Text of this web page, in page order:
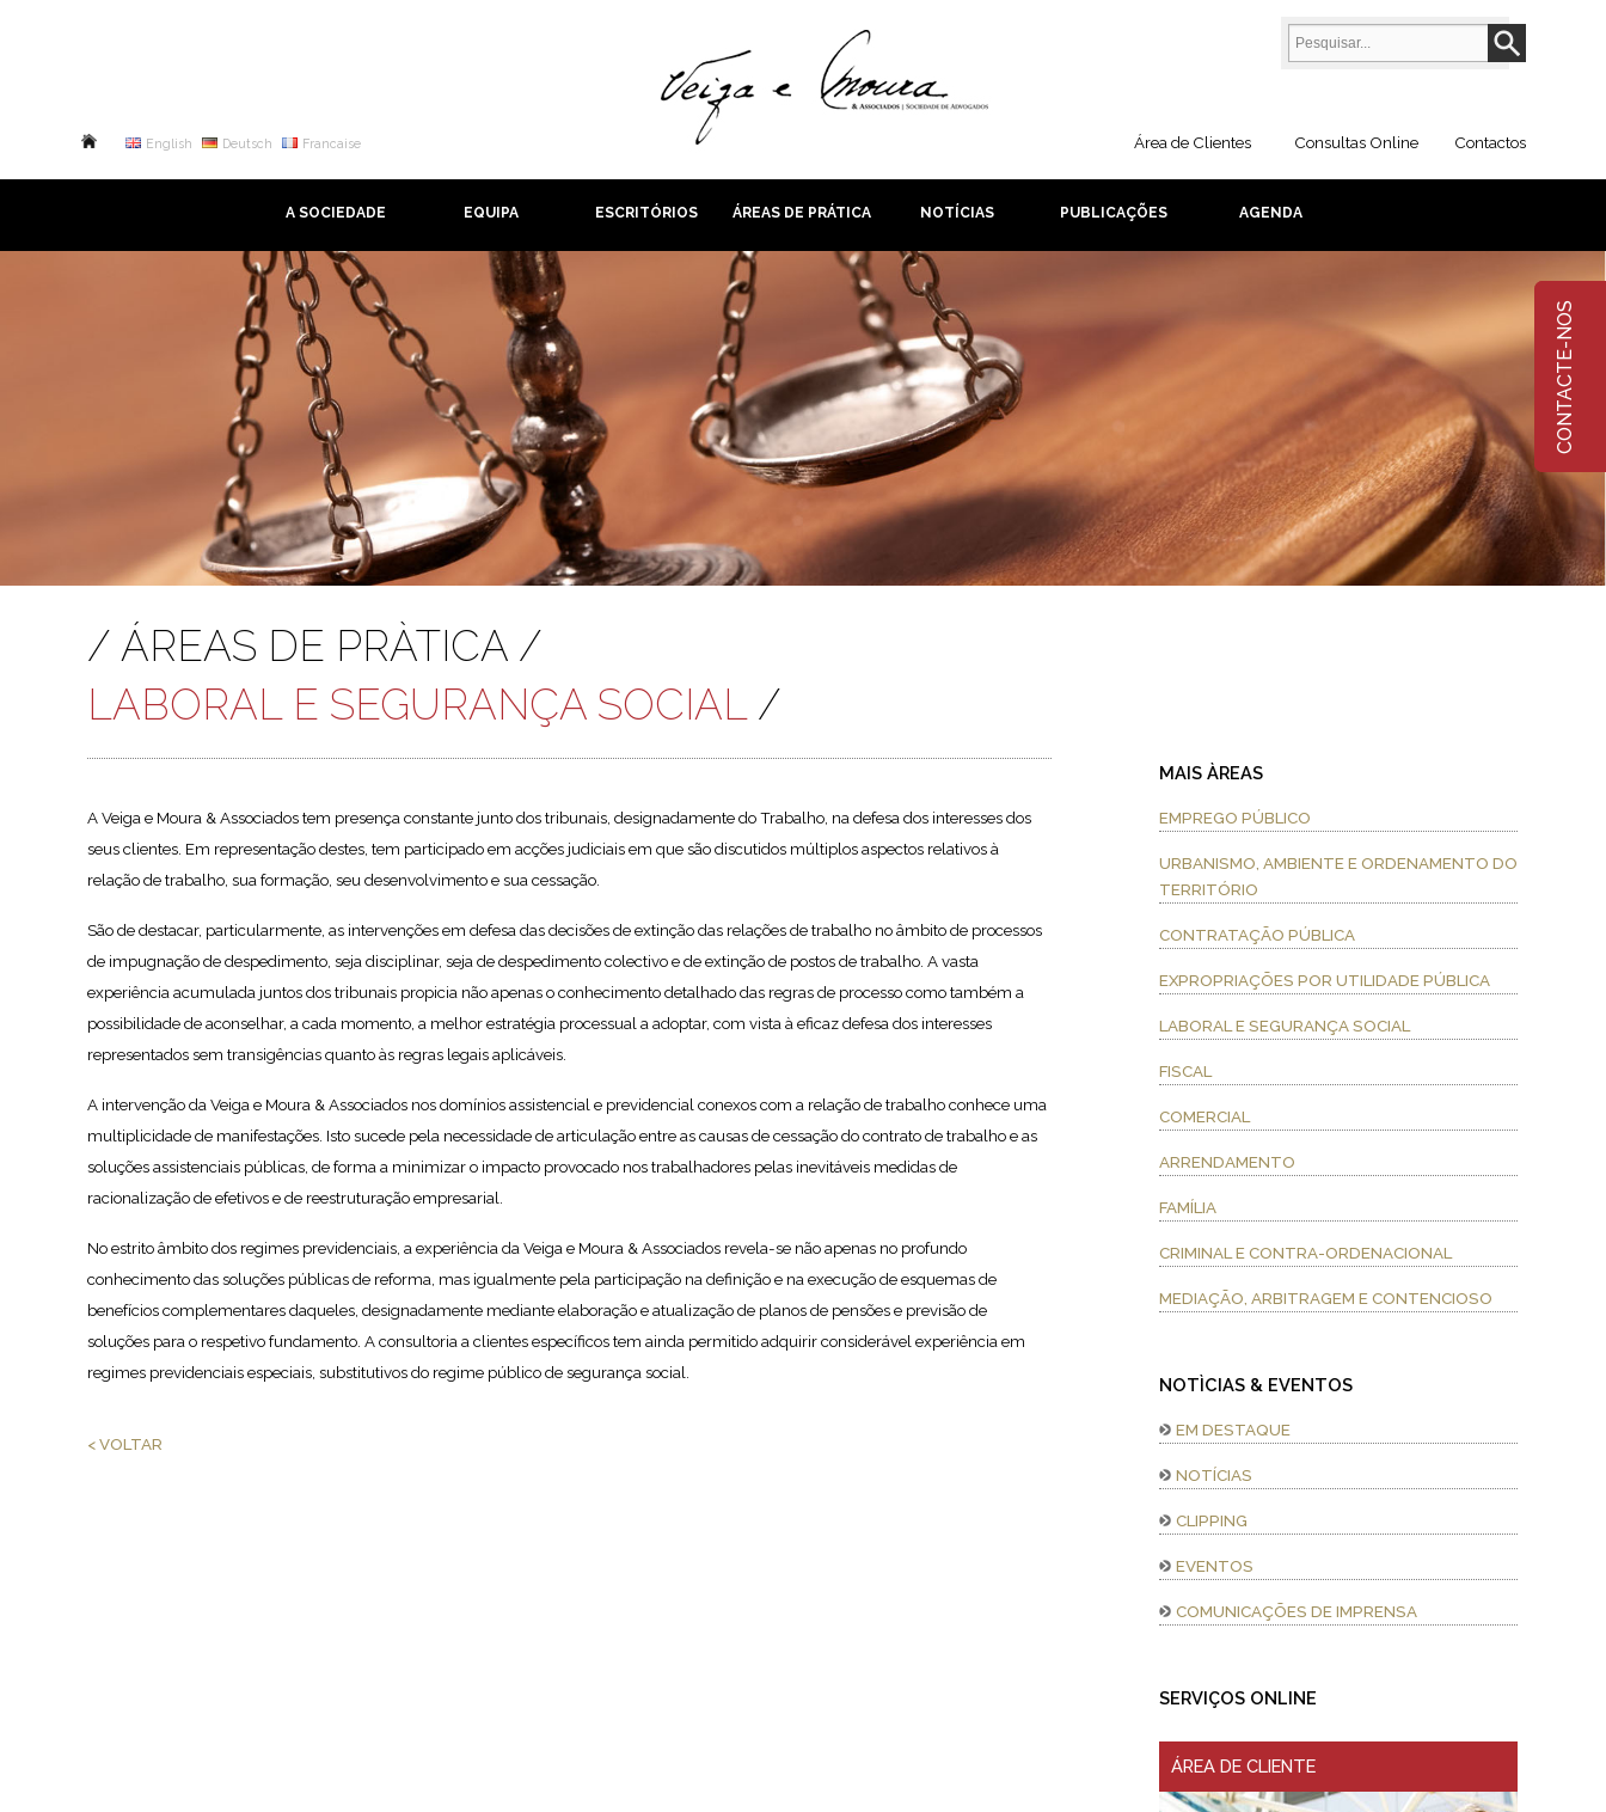
CONTACTE-NOS
English Deutsch Francaise Área de Clientes Consultas Online Contactos
A SOCIEDADE EQUIPA ESCRITÓRIOS ÁREAS DE PRÁTICA NOTÍCIAS PUBLICAÇÕES AGENDA
/ ÁREAS DE PRÀTICA /
LABORAL E SEGURANÇA SOCIAL /
A Veiga e Moura & Associados tem presença constante junto dos tribunais, designadamente do Trabalho, na defesa dos interesses dos
seus clientes. Em representação destes, tem participado em acções judiciais em que são discutidos múltiplos aspectos relativos à
relação de trabalho, sua formação, seu desenvolvimento e sua cessação.
São de destacar, particularmente, as intervenções em defesa das decisões de extinção das relações de trabalho no âmbito de processos
de impugnação de despedimento, seja disciplinar, seja de despedimento colectivo e de extinção de postos de trabalho. A vasta
experiência acumulada juntos dos tribunais propicia não apenas o conhecimento detalhado das regras de processo como também a
possibilidade de aconselhar, a cada momento, a melhor estratégia processual a adoptar, com vista à eficaz defesa dos interesses
representados sem transigências quanto às regras legais aplicáveis.
A intervenção da Veiga e Moura & Associados nos domínios assistencial e previdencial conexos com a relação de trabalho conhece uma
multiplicidade de manifestações. Isto sucede pela necessidade de articulação entre as causas de cessação do contrato de trabalho e as
soluções assistenciais públicas, de forma a minimizar o impacto provocado nos trabalhadores pelas inevitáveis medidas de
racionalização de efetivos e de reestruturação empresarial.
No estrito âmbito dos regimes previdenciais, a experiência da Veiga e Moura & Associados revela-se não apenas no profundo
conhecimento das soluções públicas de reforma, mas igualmente pela participação na definição e na execução de esquemas de
benefícios complementares daqueles, designadamente mediante elaboração e atualização de planos de pensões e previsão de
soluções para o respetivo fundamento. A consultoria a clientes específicos tem ainda permitido adquirir considerável experiência em
regimes previdenciais especiais, substitutivos do regime público de segurança social.
< VOLTAR
MAIS ÀREAS
EMPREGO PÚBLICO
URBANISMO, AMBIENTE E ORDENAMENTO DO
TERRITÓRIO
CONTRATAÇÃO PÚBLICA
EXPROPRIAÇÕES POR UTILIDADE PÚBLICA
LABORAL E SEGURANÇA SOCIAL
FISCAL
COMERCIAL
ARRENDAMENTO
FAMÍLIA
CRIMINAL E CONTRA-ORDENACIONAL
MEDIAÇÃO, ARBITRAGEM E CONTENCIOSO
NOTÌCIAS & EVENTOS
EM DESTAQUE
NOTÍCIAS
CLIPPING
EVENTOS
COMUNICAÇÕES DE IMPRENSA
SERVIÇOS ONLINE
ÁREA DE CLIENTE